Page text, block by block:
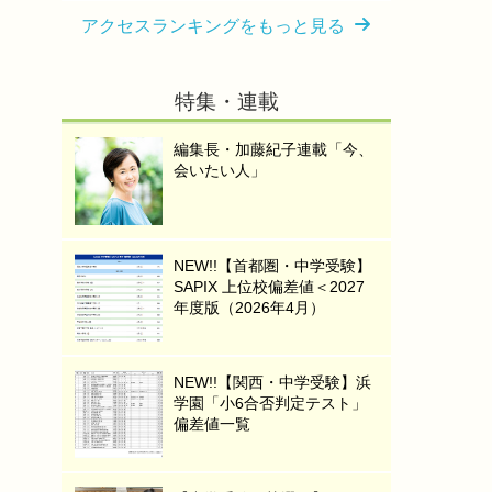
アクセスランキングをもっと見る
特集・連載
編集長・加藤紀子連載「今、
会いたい人」
NEW!!【首都圏・中学受験】
SAPIX 上位校偏差値＜2027
年度版（2026年4月）
NEW!!【関西・中学受験】浜
学園「小6合否判定テスト」
偏差値一覧